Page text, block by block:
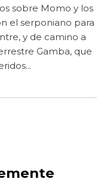
sobre Momo y los
el serponiano para
y de camino a
Gamba, que